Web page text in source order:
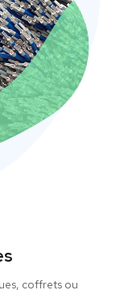
coffrets ou